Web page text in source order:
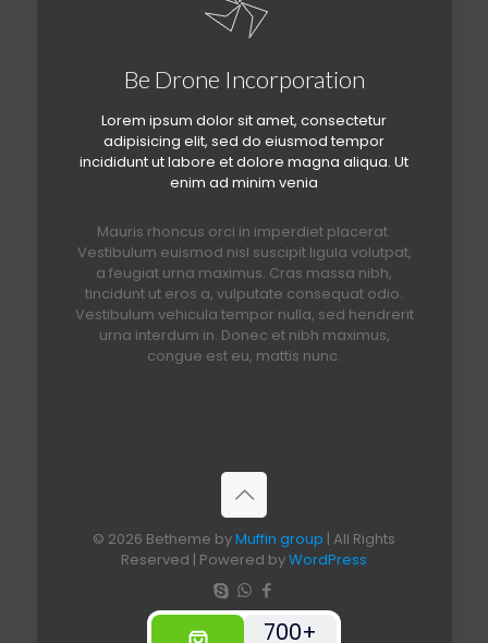
Be Drone Incorporation
Lorem ipsum dolor sit amet, consectetur
adipisicing elit, sed do eiusmod tempor
incididunt ut labore et dolore magna aliqua. Ut
enim ad minim venia
Mauris rhoncus orci in imperdiet placerat.
Vestibulum euismod nisl suscipit ligula volutpat,
a feugiat urna maximus. Cras massa nibh,
tincidunt ut eros a, vulputate consequat odio.
Vestibulum vehicula tempor nulla, sed hendrerit
urna interdum in. Donec et nibh maximus,
congue est eu, mattis nunc.
© 2026 Betheme byMuffin group | All Rights
Reserved | Powered byWordPress
700+